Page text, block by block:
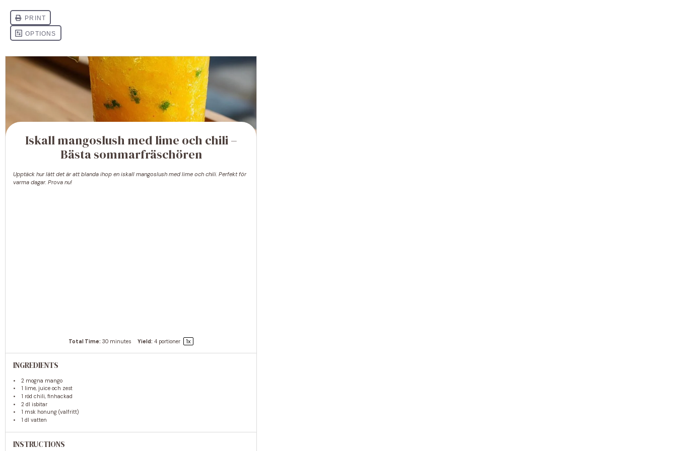
Iskall mangoslush med lime och chili –
Bästa sommarfräschören
Upptäck hur lätt det är att blanda ihop en iskall mangoslush med lime och chili. Perfekt för
varma dagar. Prova nu!
Total Time: 30 minutes Yield: 4 portioner 1x
INGREDIENTS
2mogna mango
1
lime, juice och zest
1 röd chili, finhackad
2 dl isbitar
1 msk honung (valfritt)
1 dl vatten
INSTRUCTIONS